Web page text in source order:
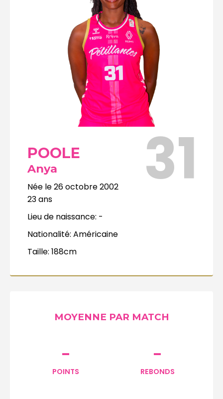
POOLE
Anya
Née le26 octobre 2002
23ans
Lieu de naissance: -
Nationalité: Américaine
Taille: 188cm
31
MOYENNE PAR MATCH
-
POINTS
-
REBONDS